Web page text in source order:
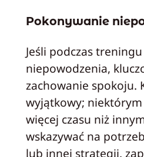
Pokonywanie
Jeśli podczas
niepowodzenia,
zachowanie spokoju.
wyjątkowy; niektórym
więcej czasu niż
wskazywać na
lub innej strategii,